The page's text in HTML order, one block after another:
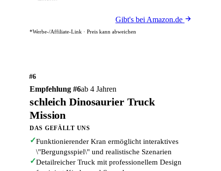
Gibt's bei Amazon.de
*Werbe-/Affiliate-Link · Preis kann abweichen
#6
Empfehlung #6ab 4 Jahren
schleich Dinosaurier Truck
Mission
DAS GEFÄLLT UNS
✓Funktionierender Kran ermöglicht interaktives
\"Bergungsspiel\" und realistische Szenarien
✓Detailreicher Truck mit professionellem Design